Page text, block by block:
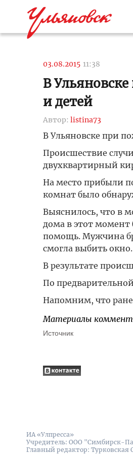
03.08.2015 11:38
В
и детей
Автор: listina73
В Ульяновске при
Происшествие
двухквартирный
На место прибыли
комнат было
Выяснилось, что в
дома в этот момент
помощь. Мужчина
смогла выбить
В результате
По
Напомним, что
Материалы
Источник
ИА «Улпресса»
Учредитель: ООО "Симбирск-
Главный редактор: Турковская